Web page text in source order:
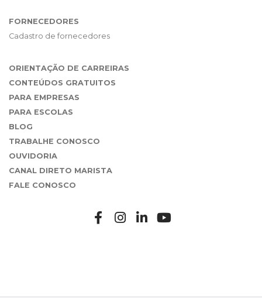
FORNECEDORES
Cadastro de fornecedores
ORIENTAÇÃO DE CARREIRAS
CONTEÚDOS GRATUITOS
PARA EMPRESAS
PARA ESCOLAS
BLOG
TRABALHE CONOSCO
OUVIDORIA
CANAL DIRETO MARISTA
FALE CONOSCO